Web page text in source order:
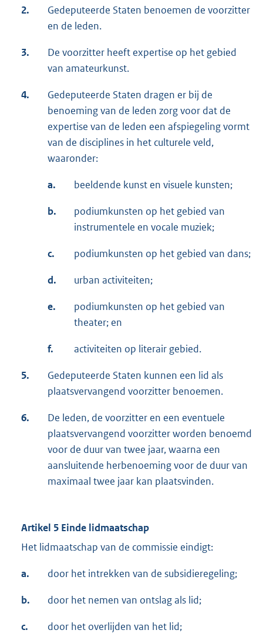
2.
Gedeputeerde Staten benoemen de voorzitter
en de leden.
3.
De voorzitter heeft expertise op het gebied
van amateurkunst.
4.
Gedeputeerde Staten dragen er bij de
benoeming van de leden zorg voor dat de
expertise van de leden een afspiegeling vormt
van de disciplines in het culturele veld,
waaronder:
a. beeldende kunst en visuele kunsten;
b.
podiumkunsten op het gebied van
instrumentele en vocale muziek;
c. podiumkunsten op het gebied van dans;
d. urban activiteiten;
e.
podiumkunsten op het gebied van
theater; en
f. activiteiten op literair gebied.
5.
Gedeputeerde Staten kunnen een lid als
plaatsvervangend voorzitter benoemen.
6.
De leden, de voorzitter en een eventuele
plaatsvervangend voorzitter worden benoemd
voor de duur van twee jaar, waarna een
aansluitende herbenoeming voor de duur van
maximaal twee jaar kan plaatsvinden.
Artikel 5 Einde lidmaatschap
Het lidmaatschap van de commissie eindigt:
a. door het intrekken van de subsidieregeling;
b. door het nemen van ontslag als lid;
c. door het overlijden van het lid;